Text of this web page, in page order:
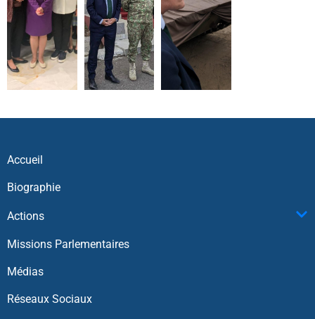
Accueil
Biographie
Actions
Missions Parlementaires
Médias
Réseaux Sociaux